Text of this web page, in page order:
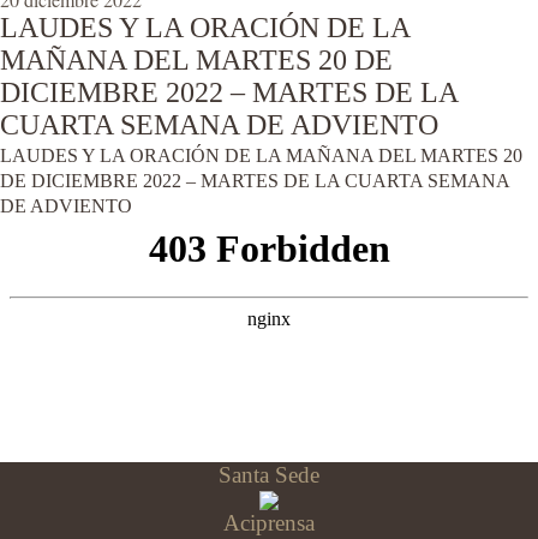
LAUDES Y LA ORACIÓN DE LA
MAÑANA DEL MARTES 20 DE
DICIEMBRE 2022 – MARTES DE LA
CUARTA SEMANA DE ADVIENTO
LAUDES Y LA ORACIÓN DE LA MAÑANA DEL MARTES 20
DE DICIEMBRE 2022 – MARTES DE LA CUARTA SEMANA
DE ADVIENTO
Santa Sede
Aciprensa